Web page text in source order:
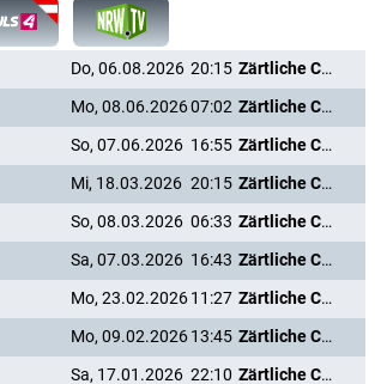
Do, 06.08.2026 20:15
Zärtliche Chaoten II
Mo, 08.06.202607:02
Zärtliche Chaoten II
So, 07.06.2026 16:55
Zärtliche Chaoten II
Mi, 18.03.2026 20:15
Zärtliche Chaoten II
So, 08.03.2026 06:33
Zärtliche Chaoten II
Sa, 07.03.2026 16:43
Zärtliche Chaoten II
Mo, 23.02.202611:27
Zärtliche Chaoten II
Mo, 09.02.202613:45
Zärtliche Chaoten II
Sa, 17.01.2026 22:10
Zärtliche Chaoten II